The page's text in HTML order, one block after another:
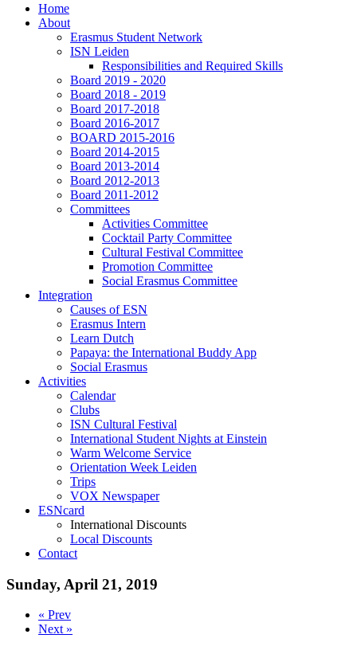
Home
About
Erasmus Student Network
ISN Leiden
Responsibilities and Required Skills
Board 2019 - 2020
Board 2018 - 2019
Board 2017-2018
Board 2016-2017
BOARD 2015-2016
Board 2014-2015
Board 2013-2014
Board 2012-2013
Board 2011-2012
Committees
Activities Committee
Cocktail Party Committee
Cultural Festival Committee
Promotion Committee
Social Erasmus Committee
Integration
Causes of ESN
Erasmus Intern
Learn Dutch
Papaya: the International Buddy App
Social Erasmus
Activities
Calendar
Clubs
ISN Cultural Festival
International Student Nights at Einstein
Warm Welcome Service
Orientation Week Leiden
Trips
VOX Newspaper
ESNcard
International Discounts
Local Discounts
Contact
Sunday, April 21, 2019
« Prev
Next »